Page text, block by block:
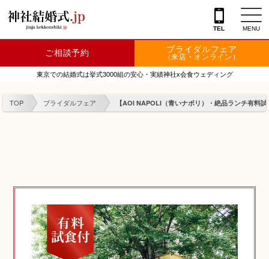
TEL MENU
神社を探す
会場を探す
衣裳
特典
フォトプラン
TOKIWAKEプラン
ご相談予約 ブライダルフェア
（来店・オンライン）
東京での結婚式は挙式3000組の安心・実績神社x会食ウェディング
TOP ブライダルフェア 【AOI NAPOLI（青いナポリ）・絶品ランチ有料